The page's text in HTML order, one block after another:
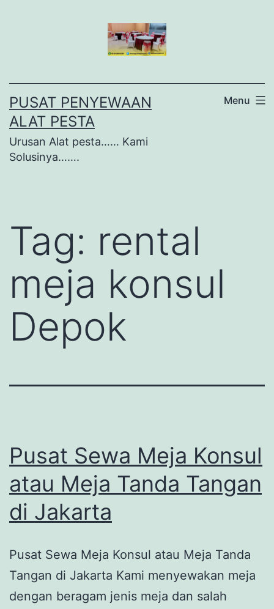
PUSAT PENYEWAAN
ALAT PESTA
Urusan Alat pesta…… Kami
Solusinya…….
Menu
Tag: rental
meja konsul
Depok
Pusat Sewa Meja Konsul
atau Meja Tanda Tangan
di Jakarta
Pusat Sewa Meja Konsul atau Meja Tanda
Tangan di Jakarta Kami menyewakan meja
dengan beragam jenis meja dan salah